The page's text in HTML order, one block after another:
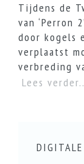
Tijdens de
van ‘Perron
door kogels
verplaatst
verbreding
Lees